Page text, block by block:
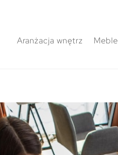
Aranżacja wnętrz Meble